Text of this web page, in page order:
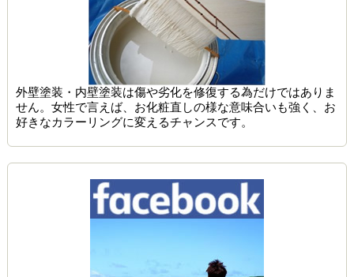
外壁塗装・内壁塗装は傷や劣化を修復する為だけではありま
せん。女性で言えば、お化粧直しの様な意味合いも強く、お
好きなカラーリングに変えるチャンスです。